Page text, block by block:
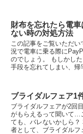
財布を忘れたら電
ない時の対処方法
この記事をご覧いただ
況で電車に乗る際に
のでしょう。 もしかし
手段を忘れてしまい、帰
ブライダルフェア1
ブライダルフェアが2回
がもらえるって聞いて…
ても、バレないかしら
者として、ブライダルフ